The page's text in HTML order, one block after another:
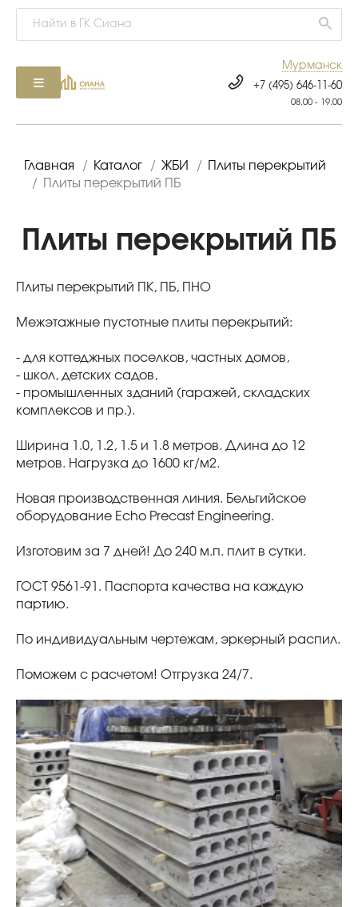
Мурманск
+7 (495) 646-11-60
08.00 - 19.00
Главная / Каталог / ЖБИ /
Плиты перекрытий
/
Плиты перекрытий ПБ
Плиты перекрытий ПБ
Плиты перекрытий ПК, ПБ, ПНО
Межэтажные пустотные плиты перекрытий:
- для коттеджных поселков, частных домов,
- школ, детских садов,
- промышленных зданий (гаражей, складских
комплексов и пр.).
Ширина 1.0, 1.2, 1.5 и 1.8 метров. Длина до 12
метров. Нагрузка до 1600 кг/м2.
Новая производственная линия. Бельгийское
оборудование Echo Precast Engineering.
Изготовим за 7 дней! До 240 м.п. плит в сутки.
ГОСТ 9561-91. Паспорта качества на каждую
партию.
По индивидуальным чертежам, эркерный распил.
Поможем с расчетом! Отгрузка 24/7.